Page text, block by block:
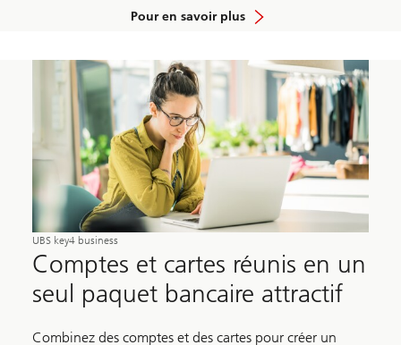
Pour en savoir plus
UBS key4 business
Comptes et cartes réunis en un
seul paquet bancaire attractif
Combinez des comptes et des cartes pour créer un